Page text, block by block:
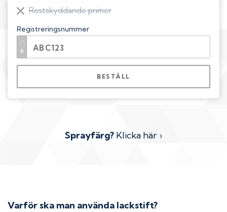
Rostskyddande primer
Registreringsnummer
BESTÄLL
Sprayfärg? Klicka här ›
Varför ska man använda lackstift?